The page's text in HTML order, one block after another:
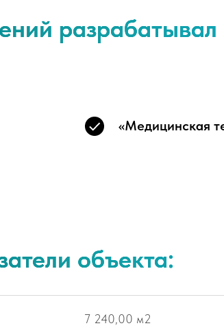
разрабатывал
«Медицинская
объекта:
7 240,00 м2